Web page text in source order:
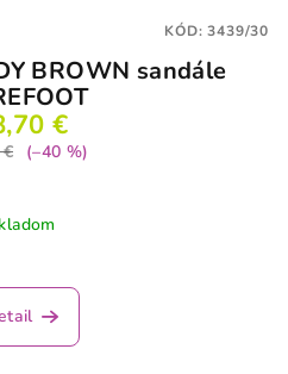
BROWN sandále
€
(–40 %)
KÓD:3439/30